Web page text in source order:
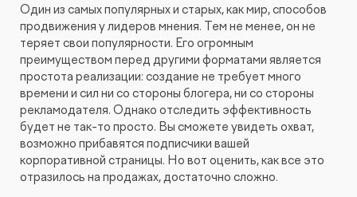
Интеграция и поддержка умного поиска SearchBooster
Настройка Битрикс24
Видеопродакшн
Один из самых популярных и старых, как мир, способов
продвижения у лидеров мнения. Тем не менее, он не
теряет свои популярности. Его огромным
преимуществом перед другими форматами является
простота реализации: создание не требует много
времени и сил ни со стороны блогера, ни со стороны
рекламодателя. Однако отследить эффективность
будет не так-то просто. Вы сможете увидеть охват,
возможно прибавятся подписчики вашей
корпоративной страницы. Но вот оценить, как все это
отразилось на продажах, достаточно сложно.